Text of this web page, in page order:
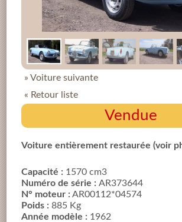
» Voiture suivante
« Retour liste
Vendue
Voiture entièrement restaurée (voir
Capacité : 1570 cm3
Numéro de série : AR373644
N° moteur : AR00112*04574
Poids : 885 Kg
Année modèle : 1962